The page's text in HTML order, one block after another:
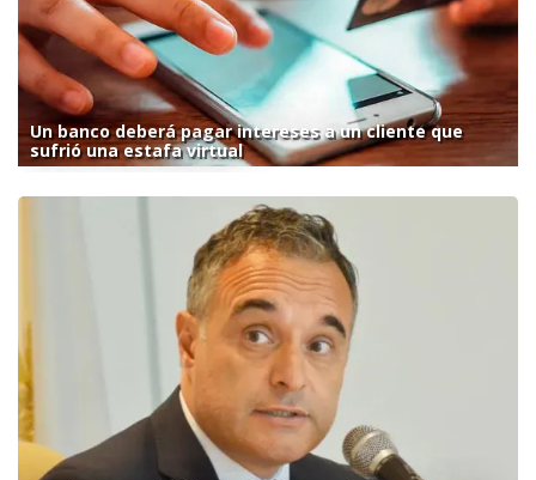
Un banco deberá pagar intereses a un cliente que
sufrió una estafa virtual